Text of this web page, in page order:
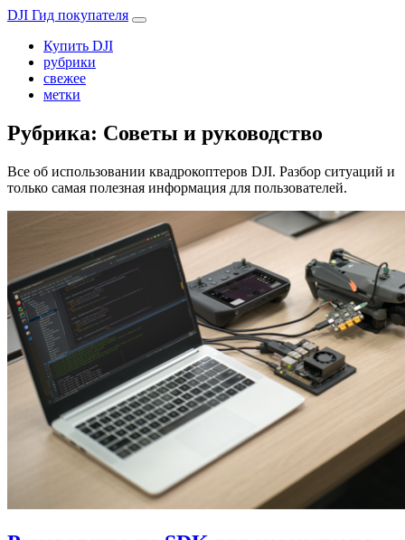
DJI Гид покупателя
Купить DJI
рубрики
свежее
метки
Рубрика: Советы и руководство
Все об использовании квадрокоптеров DJI. Разбор ситуаций и
только самая полезная информация для пользователей.